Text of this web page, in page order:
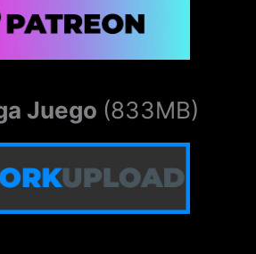
Juego (833MB)